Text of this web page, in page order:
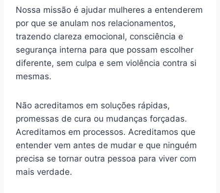
Nossa missão é ajudar mulheres a entenderem
por que se anulam nos relacionamentos,
trazendo clareza emocional, consciência e
segurança interna para que possam escolher
diferente, sem culpa e sem violência contra si
mesmas.
Não acreditamos em soluções rápidas,
promessas de cura ou mudanças forçadas.
Acreditamos em processos. Acreditamos que
entender vem antes de mudar e que ninguém
precisa se tornar outra pessoa para viver com
mais verdade.